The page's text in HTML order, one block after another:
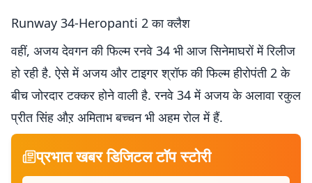
Runway 34-Heropanti 2 का क्लैश
वहीं, अजय देवगन की फिल्म रनवे 34 भी आज सिनेमाघरों में रिलीज
हो रही है. ऐसे में अजय और टाइगर श्रॉफ की फिल्म हीरोपंती 2 के
बीच जोरदार टक्कर होने वाली है. रनवे 34 में अजय के अलावा रकुल
प्रीत सिंह औऱ अमिताभ बच्चन भी अहम रोल में हैं.
प्रभात खबर डिजिटल टॉप स्टोरी